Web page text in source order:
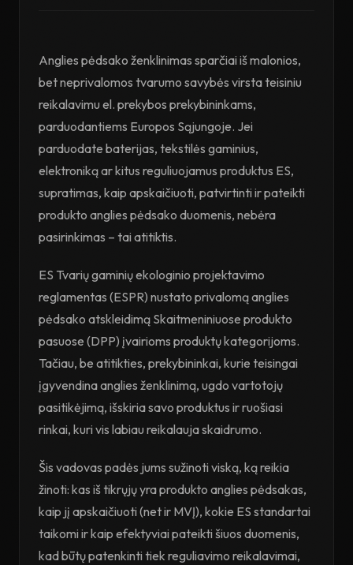
Anglies pėdsako ženklinimas sparčiai iš malonios,
bet neprivalomos tvarumo savybės virsta teisiniu
reikalavimu el. prekybos prekybininkams,
parduodantiems Europos Sąjungoje. Jei
parduodate baterijas, tekstilės gaminius,
elektroniką ar kitus reguliuojamus produktus ES,
supratimas, kaip apskaičiuoti, patvirtinti ir pateikti
produkto anglies pėdsako duomenis, nebėra
pasirinkimas – tai atitiktis.
ES Tvarių gaminių ekologinio projektavimo
reglamentas (ESPR) nustato privalomą anglies
pėdsako atskleidimą Skaitmeniniuose produkto
pasuose (DPP) įvairioms produktų kategorijoms.
Tačiau, be atitikties, prekybininkai, kurie teisingai
įgyvendina anglies ženklinimą, ugdo vartotojų
pasitikėjimą, išskiria savo produktus ir ruošiasi
rinkai, kuri vis labiau reikalauja skaidrumo.
Šis vadovas padės jums sužinoti viską, ką reikia
žinoti: kas iš tikrųjų yra produkto anglies pėdsakas,
kaip jį apskaičiuoti (net ir MVĮ), kokie ES standartai
taikomi ir kaip efektyviai pateikti šiuos duomenis,
kad būtų patenkinti tiek reguliavimo reikalavimai,